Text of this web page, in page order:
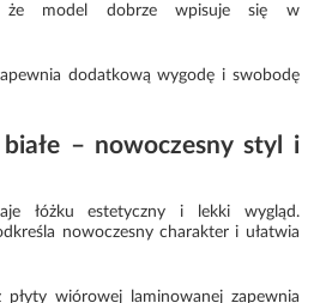
że model dobrze wpisuje się w
dodatkową wygodę i swobodę
– nowoczesny styl i
łóżku estetyczny i lekki wygląd.
nowoczesny charakter i ułatwia
płyty wiórowej laminowanej zapewnia